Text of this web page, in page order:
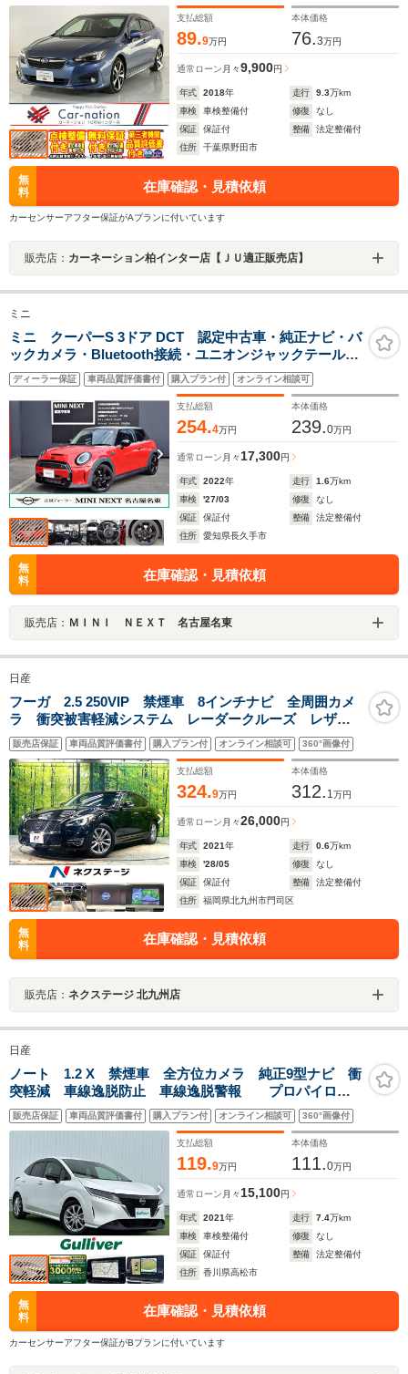
支払総額
89.9万円
本体価格
76.3万円
通常ローン 月々9,900円
年式 2018年 走行 9.3万km
車検
車検整備付 修復
なし
保証
保証付 整備
法定整備付
住所
千葉県野田市
無
料
在庫確認・見積依頼
カーセンサーアフター保証がAプランに付いています
販売店： カーネーション柏インター店【ＪＵ適正販売店】
ミニ
ミニ クーパーS 3ドア DCT 認定中古車・純正ナビ・バ
ックカメラ・Bluetooth接続・ユニオンジャックテールラ
ンプ・オットマン・オートワイパー・アイドリングスト
ップ・クルーズコントロール
ディーラー保証 車両品質評価書付 購入プラン付 オンライン相談可
支払総額
254.4万円
本体価格
239.0万円
通常ローン 月々17,300円
年式 2022年 走行 1.6万km
車検
'27/03 修復
なし
保証
保証付 整備
法定整備付
住所
愛知県長久手市
無
料
在庫確認・見積依頼
販売店： ＭＩＮＩ ＮＥＸＴ 名古屋名東
日産
フーガ 2.5 250VIP 禁煙車 8インチナビ 全周囲カメ
ラ 衝突被害軽減システム レーダークルーズ レザー
シート 前席シートヒーター ドラレコ コーナーセン
サー LEDヘッド ビルトインETC 純正18インチアル
ミ
販売店保証 車両品質評価書付 購入プラン付 オンライン相談可 360°画像付
支払総額
324.9万円
本体価格
312. 1万円
通常ローン 月々26,000円
年式 2021年 走行 0.6万km
車検
'28/05 修復
なし
保証
保証付 整備
法定整備付
住所
福岡県北九州市門司区
無
料
在庫確認・見積依頼
販売店： ネクステージ 北九州店
日産
ノート 1.2 X 禁煙車 全方位カメラ 純正9型ナビ 衝
突軽減 車線逸脱防止 車線逸脱警報 プロパイロッ
ト ビルトインETC BSM LEDヘッドライト 電動パ
ーキングブレーキ/オートブレーキホールド 本革巻ハン
販売店保証 車両品質評価書付 購入プラン付 オンライン相談可 360°画像付
支払総額
119.9万円
本体価格
111.0万円
通常ローン 月々 15,100円
年式 2021年 走行 7.4万km
車検
車検整備付 修復
なし
保証
保証付 整備
法定整備付
住所
香川県高松市
無
料
在庫確認・見積依頼
カーセンサーアフター保証がBプランに付いています